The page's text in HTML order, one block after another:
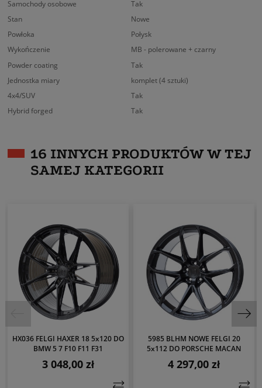
Samochody osobowe
Tak
Stan
Nowe
Powłoka
Połysk
Wykończenie
MB - polerowane + czarny
Powder coating
Tak
Jednostka miary
komplet (4 sztuki)
4x4/SUV
Tak
Hybrid forged
Tak
16 INNYCH PRODUKTÓW W TEJ
SAMEJ KATEGORII
HX036 FELGI HAXER 18 5x120 DO
BMW 5 7 F10 F11 F31
Cena
3 048,00 zł
5985 BLHM NOWE FELGI 20
5x112 DO PORSCHE MACAN
Cena
4 297,00 zł